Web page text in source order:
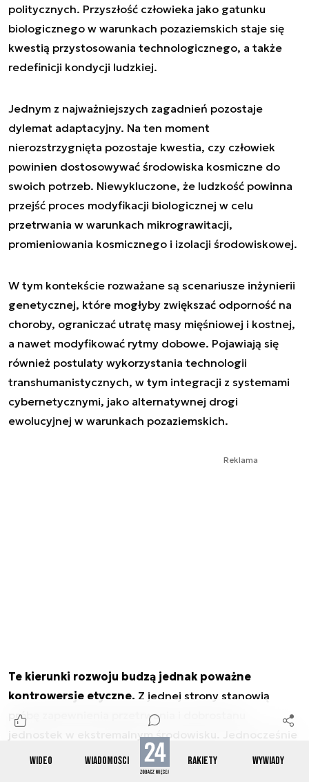
WIDEO WIADOMOŚCI RAKIETY WYWIADY
politycznych. Przyszłość człowieka jako gatunku
biologicznego w warunkach pozaziemskich staje się
kwestią przystosowania technologicznego, a także
redefinicji kondycji ludzkiej.
Jednym z najważniejszych zagadnień pozostaje
dylemat adaptacyjny. Na ten moment
nierozstrzygnięta pozostaje kwestia, czy człowiek
powinien dostosowywać środowiska kosmiczne do
swoich potrzeb. Niewykluczone, że ludzkość powinna
przejść proces modyfikacji biologicznej w celu
przetrwania w warunkach mikrograwitacji,
promieniowania kosmicznego i izolacji środowiskowej.
W tym kontekście rozważane są scenariusze inżynierii
genetycznej, które mogłyby zwiększać odporność na
choroby, ograniczać utratę masy mięśniowej i kostnej,
a nawet modyfikować rytmy dobowe. Pojawiają się
również postulaty wykorzystania technologii
transhumanistycznych, w tym integracji z systemami
cybernetycznymi, jako alternatywnej drogi
ewolucyjnej w warunkach pozaziemskich.
Reklama
Te kierunki rozwoju budzą jednak poważne
kontrowersje etyczne. Z jednej strony stanowią
próbę zapewnienia przetrwania i dobrostanu
jednostek w ekstremalnym środowisku. Jednocześnie
mogą prowadzić do tworzenia nowych podziałów
biologicznych i społecznych. W skrajnych